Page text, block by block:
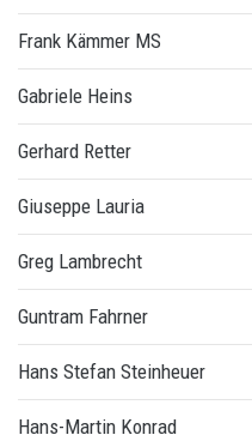
Frank Kämmer MS
Gabriele Heins
Gerhard Retter
Giuseppe Lauria
Greg Lambrecht
Guntram Fahrner
Hans Stefan Steinheuer
Hans-Martin Konrad